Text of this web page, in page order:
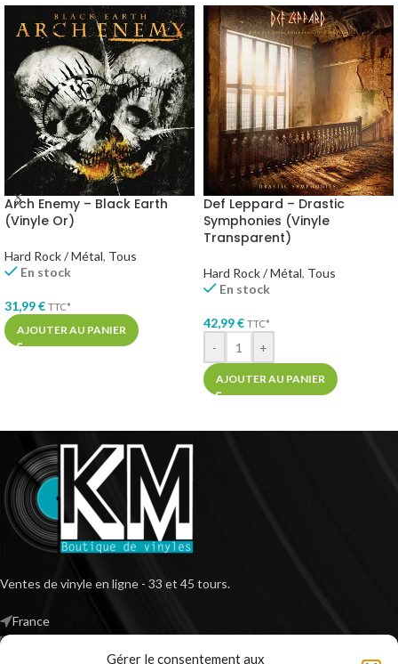
Gérer le consentement aux
Arch Enemy – Black Earth
(Vinyle Or)
Hard Rock / Métal, Tous
En stock
31,99€ TTC*
AJOUTER AU PANIER
Def Leppard – Drastic
Symphonies (Vinyle
Transparent)
Hard Rock / Métal, Tous
En stock
42,99€ TTC*
- +
AJOUTER AU PANIER
Ventes de vinyle en ligne - 33 et 45 tours.
France